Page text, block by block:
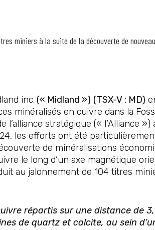
miniers à la suite de la découverte de
inc. (« Midland ») (TSX-V : MD)
minéralisés en cuivre dans la
l’alliance stratégique (« l’Alliance
les efforts ont été
de minéralisations
le long d’un axe magnétique
au jalonnement de 104 titres
répartis sur une distance de
de quartz et calcite, au sein